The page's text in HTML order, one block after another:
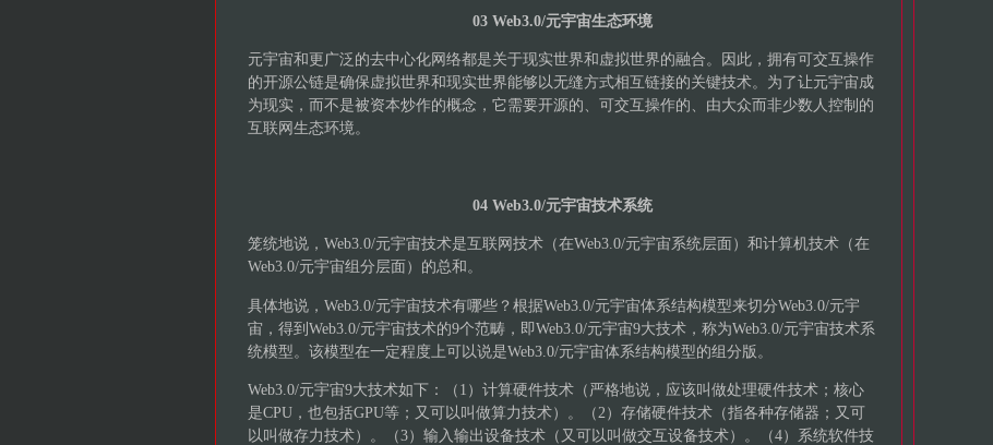
03 Web3.0/元宇宙生态环境
元宇宙和更广泛的去中心化网络都是关于现实世界和虚拟世界的融合。因此，拥有可交互操作
的开源公链是确保虚拟世界和现实世界能够以无缝方式相互链接的关键技术。为了让元宇宙成
为现实，而不是被资本炒作的概念，它需要开源的、可交互操作的、由大众而非少数人控制的
互联网生态环境。
04 Web3.0/元宇宙技术系统
笼统地说，Web3.0/元宇宙技术是互联网技术（在Web3.0/元宇宙系统层面）和计算机技术（在
Web3.0/元宇宙组分层面）的总和。
具体地说，Web3.0/元宇宙技术有哪些？根据Web3.0/元宇宙体系结构模型来切分Web3.0/元宇
宙，得到Web3.0/元宇宙技术的9个范畴，即Web3.0/元宇宙9大技术，称为Web3.0/元宇宙技术系
统模型。该模型在一定程度上可以说是Web3.0/元宇宙体系结构模型的组分版。
Web3.0/元宇宙9大技术如下：（1）计算硬件技术（严格地说，应该叫做处理硬件技术；核心
是CPU，也包括GPU等；又可以叫做算力技术）。（2）存储硬件技术（指各种存储器；又可
以叫做存力技术）。（3）输入输出设备技术（又可以叫做交互设备技术）。（4）系统软件技